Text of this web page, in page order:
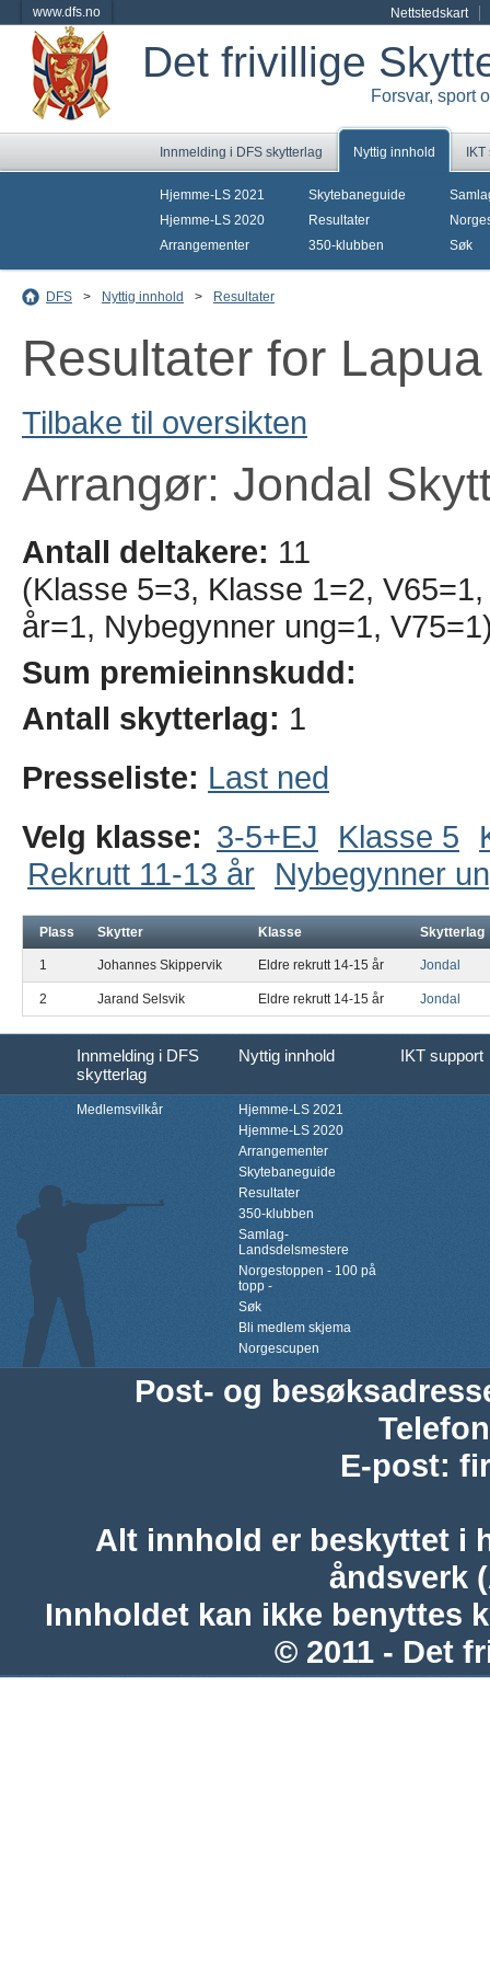
www.dfs.no Nettstedskart
Det frivillige
Forsvar, sport
Innmelding i DFS skytterlag Nyttig innhold
Hjemme-LS 2021
Hjemme-LS 2020
Arrangementer
Skytebaneguide
Resultater
350-klubben
Søk
DFS > Nyttig innhold > Resultater
Resultater for
Tilbake til oversikten
Arrangør: Jondal
Antall deltakere: 11
(Klasse 5=3, Klasse 1=2,
år=1, Nybegynner ung=1,
Sum premieinnskudd:
Antall skytterlag: 1
Presseliste: Last ned
Velg klasse: 3-5+EJ Klasse 5
Rekrutt 11-13 år
Nybegynner
Plass Skytter Klasse Skytterlag
1 Johannes Skippervik Eldre rekrutt 14-15 år Jondal
2 Jarand Selsvik Eldre rekrutt 14-15 år Jondal
Innmelding i DFS
skytterlag
Nyttig innhold IKT support
Medlemsvilkår
Hjemme-LS 2021
Hjemme-LS 2020
Arrangementer
Skytebaneguide
Resultater
350-klubben
Samlag-
Landsdelsmestere
Norgestoppen - 100 på
topp -
Søk
Bli medlem skjema
Norgescupen
Post- og
Telefon
E-post:
Alt innhold er beskyttet i
åndsverk
Innholdet kan ikke benyttes
© 2011 - Det